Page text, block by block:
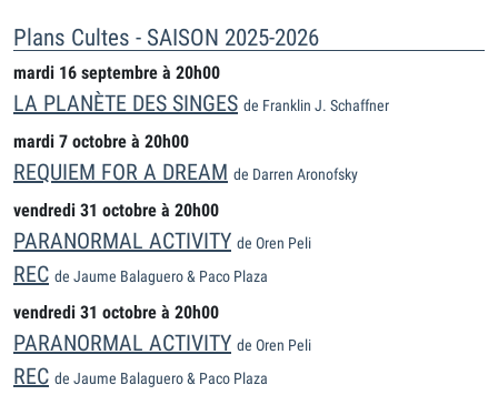
Plans Cultes - SAISON 2025-2026
mardi 16 septembre à 20h00
LA PLANÈTE DES SINGES de Franklin J. Schaffner
mardi 7 octobre à 20h00
REQUIEM FOR A DREAM de Darren Aronofsky
vendredi 31 octobre à 20h00
PARANORMAL ACTIVITY de Oren Peli
REC de Jaume Balaguero & Paco Plaza
vendredi 31 octobre à 20h00
PARANORMAL ACTIVITY de Oren Peli
REC de Jaume Balaguero & Paco Plaza